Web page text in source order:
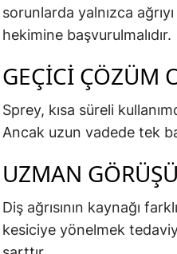
sorunlarda yalnızca
hekimine başvurulmalıdır.
GEÇICI ÇÖZÜM
Sprey, kısa süreli
Ancak uzun vadede tek
UZMAN
Diş ağrısının kaynağı
kesiciye yönelmek